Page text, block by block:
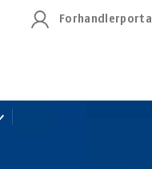
Forhandlerportal